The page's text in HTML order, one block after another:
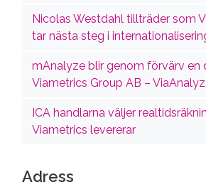
Nicolas Westdahl tillträder som
tar nästa steg i
mAnalyze blir genom förvärv en
Viametrics Group AB –
ICA handlarna väljer
Viametrics levererar
Adress